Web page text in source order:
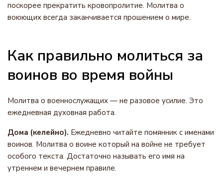
поскорее прекратить кровопролитие. Молитва о
воюющих всегда заканчивается прошением о мире.
Как правильно молиться за
воинов во время войны
Молитва о военнослужащих — не разовое усилие. Это
ежедневная духовная работа.
Дома (келейно). Ежедневно читайте помянник с именами
воинов. Молитва о воине который на войне не требует
особого текста. Достаточно называть его имя на
утреннем и вечернем правиле.